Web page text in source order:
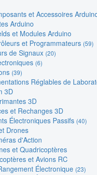
et Accessoires
Arduino
et Modules Arduino
et Programmateurs (59)
de Signaux (20)
(6)
(39)
Réglables de
3D
3D
et Rechanges 3D
Électroniques Passifs (40)
Drones
d'Action
et Quadricoptères
et Avions RC
Électronique (23)